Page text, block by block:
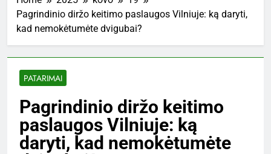
Pagrindinio diržo keitimo paslaugos Vilniuje: ką daryti,
kad nemokėtumėte dvigubai?
PATARIMAI
Pagrindinio diržo keitimo
paslaugos Vilniuje: ką
daryti, kad nemokėtumėte